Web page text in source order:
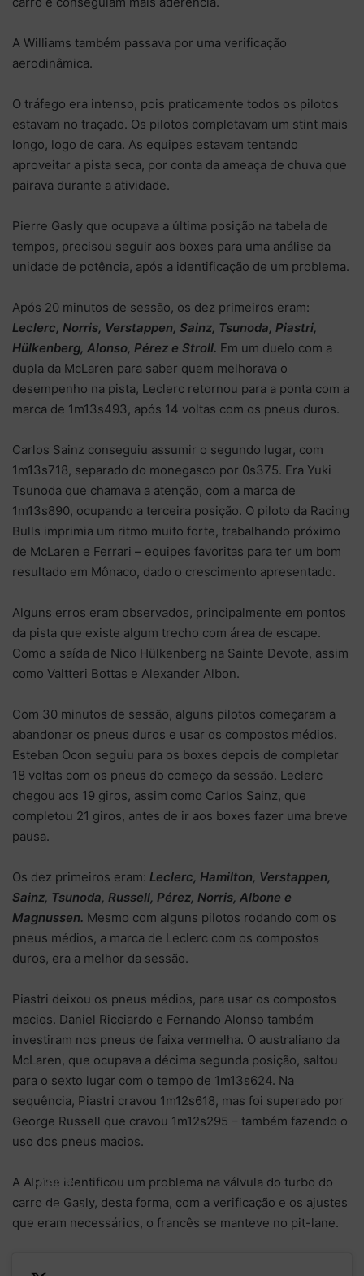
A Williams também passava por uma verificação
aerodinâmica.
O tráfego era intenso, pois praticamente todos os pilotos
estavam no traçado. Os pilotos completavam um stint mais
longo, logo de cara. As equipes estavam tentando
aproveitar a pista seca, por conta da ameaça de chuva que
pairava durante a atividade.
Pierre Gasly que ocupava a última posição na tabela de
tempos, precisou seguir aos boxes para uma análise da
unidade de potência, após a identificação de um problema.
Após 20 minutos de sessão, os dez primeiros eram:
Leclerc, Norris, Verstappen, Sainz, Tsunoda, Piastri,
Hülkenberg, Alonso, Pérez e Stroll. Em um duelo com a
dupla da McLaren para saber quem melhorava o
desempenho na pista, Leclerc retornou para a ponta com a
marca de 1m13s493, após 14 voltas com os pneus duros.
Carlos Sainz conseguiu assumir o segundo lugar, com
1m13s718, separado do monegasco por 0s375. Era Yuki
Tsunoda que chamava a atenção, com a marca de
1m13s890, ocupando a terceira posição. O piloto da Racing
Bulls imprimia um ritmo muito forte, trabalhando próximo
de McLaren e Ferrari – equipes favoritas para ter um bom
resultado em Mônaco, dado o crescimento apresentado.
Alguns erros eram observados, principalmente em pontos
da pista que existe algum trecho com área de escape.
Como a saída de Nico Hülkenberg na Sainte Devote, assim
como Valtteri Bottas e Alexander Albon.
Com 30 minutos de sessão, alguns pilotos começaram a
abandonar os pneus duros e usar os compostos médios.
Esteban Ocon seguiu para os boxes depois de completar
18 voltas com os pneus do começo da sessão. Leclerc
chegou aos 19 giros, assim como Carlos Sainz, que
completou 21 giros, antes de ir aos boxes fazer uma breve
pausa.
Os dez primeiros eram: Leclerc, Hamilton, Verstappen,
Sainz, Tsunoda, Russell, Pérez, Norris, Albone e
Magnussen. Mesmo com alguns pilotos rodando com os
pneus médios, a marca de Leclerc com os compostos
duros, era a melhor da sessão.
Piastri deixou os pneus médios, para usar os compostos
macios. Daniel Ricciardo e Fernando Alonso também
investiram nos pneus de faixa vermelha. O australiano da
McLaren, que ocupava a décima segunda posição, saltou
para o sexto lugar com o tempo de 1m13s624. Na
sequência, Piastri cravou 1m12s618, mas foi superado por
George Russell que cravou 1m12s295 – também fazendo o
uso dos pneus macios.
A Alpine identificou um problema na válvula do turbo do
carro de Gasly, desta forma, com a verificação e os ajustes
que eram necessários, o francês se manteve no pit-lane.
Pierre
Gasly’s